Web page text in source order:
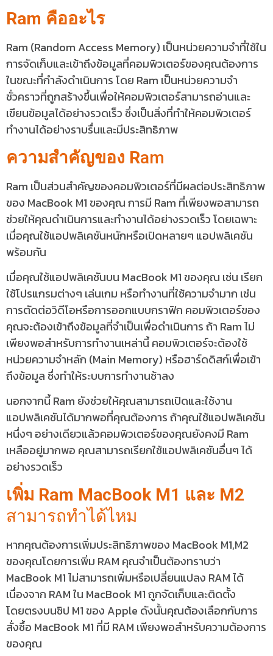
Ram คืออะไร
Ram (Random Access Memory) เป็นหน่วยความจำที่ใช้ใน
การจัดเก็บและเข้าถึงข้อมูลที่คอมพิวเตอร์ของคุณต้องการ
ในขณะที่กำลังดำเนินการ โดย Ram เป็นหน่วยความจำ
ชั่วคราวที่ถูกสร้างขึ้นเพื่อให้คอมพิวเตอร์สามารถอ่านและ
เขียนข้อมูลได้อย่างรวดเร็ว ซึ่งเป็นสิ่งที่ทำให้คอมพิวเตอร์
ทำงานได้อย่างราบรื่นและมีประสิทธิภาพ
ความสำคัญของ Ram
Ram เป็นส่วนสำคัญของคอมพิวเตอร์ที่มีผลต่อประสิทธิภาพ
ของ MacBook M1 ของคุณ การมี Ram ที่เพียงพอสามารถ
ช่วยให้คุณดำเนินการและทำงานได้อย่างรวดเร็ว โดยเฉพาะ
เมื่อคุณใช้แอปพลิเคชันหนักหรือเปิดหลายๆ แอปพลิเคชัน
พร้อมกัน
เมื่อคุณใช้แอปพลิเคชันบน MacBook M1 ของคุณ เช่น เรียก
ใช้โปรแกรมต่างๆ เล่นเกม หรือทำงานที่ใช้ความจำมาก เช่น
การตัดต่อวิดีโอหรือการออกแบบกราฟิก คอมพิวเตอร์ของ
คุณจะต้องเข้าถึงข้อมูลที่จำเป็นเพื่อดำเนินการ ถ้า Ram ไม่
เพียงพอสำหรับการทำงานเหล่านี้ คอมพิวเตอร์จะต้องใช้
หน่วยความจำหลัก (Main Memory) หรือฮาร์ดดิสก์เพื่อเข้า
ถึงข้อมูล ซึ่งทำให้ระบบการทำงานช้าลง
นอกจากนี้ Ram ยังช่วยให้คุณสามารถเปิดและใช้งาน
แอปพลิเคชันได้มากพอที่คุณต้องการ ถ้าคุณใช้แอปพลิเคชัน
หนึ่งๆ อย่างเดียวแล้วคอมพิวเตอร์ของคุณยังคงมี Ram
เหลืออยู่มากพอ คุณสามารถเรียกใช้แอปพลิเคชันอื่นๆ ได้
อย่างรวดเร็ว
เพิ่ม Ram MacBook M1 และ M2
สามารถทำได้ไหม
หากคุณต้องการเพิ่มประสิทธิภาพของ MacBook M1,M2
ของคุณโดยการเพิ่ม RAM คุณจำเป็นต้องทราบว่า
MacBook M1 ไม่สามารถเพิ่มหรือเปลี่ยนแปลง RAM ได้
เนื่องจาก RAM ใน MacBook M1 ถูกจัดเก็บและติดตั้ง
โดยตรงบนชิป M1 ของ Apple ดังนั้นคุณต้องเลือกกับการ
สั่งซื้อ MacBook M1 ที่มี RAM เพียงพอสำหรับความต้องการ
ของคุณ